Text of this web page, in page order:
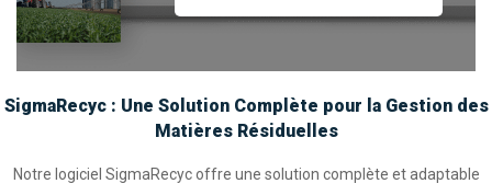
SigmaRecyc : Une Solution Complète pour la Gestion des
Matières Résiduelles
Notre logiciel SigmaRecyc offre une solution complète et adaptable